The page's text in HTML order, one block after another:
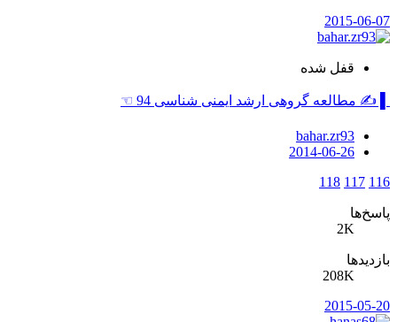
2015-06-07
قفل شده
▌ ✍ مطالعه گروهی ارشد ایمنی شناسی 94 ☜
bahar.zr93
2014-06-26
116
117
118
پاسخ‌ها
2K
بازدیدها
208K
2015-05-20